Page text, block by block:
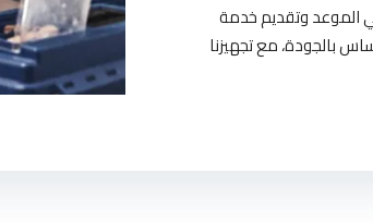
الموعد وتقديم خدمة
بالجودة، مع تجهيزنا